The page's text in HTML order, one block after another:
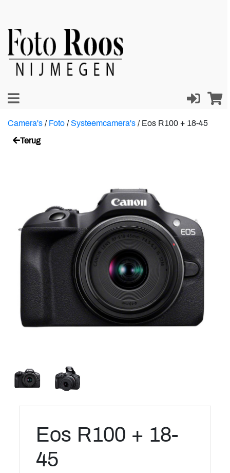
Camera's / Foto / Systeemcamera's /Eos R100 + 18-45
Terug
Eos R100 + 18-
45